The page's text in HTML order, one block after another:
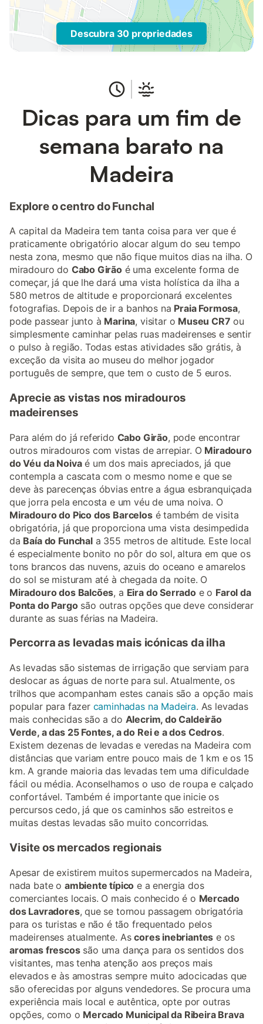
Descubra 30 propriedades
Dicas para um fim de
semana barato na
Madeira
Explore o centro do Funchal
A capital da Madeira tem tanta coisa para ver que é
praticamente obrigatório alocar algum do seu tempo
nesta zona, mesmo que não fique muitos dias na ilha. O
miradouro do Cabo Girãoé uma excelente forma de
começar, já que lhe dará uma vista holística da ilha a
580 metros de altitude e proporcionará excelentes
fotografias. Depois de ir a banhos na Praia Formosa,
pode passear junto à Marina, visitar o Museu CR7 ou
simplesmente caminhar pelas ruas madeirenses e sentir
o pulso à região. Todas estas atividades são grátis, à
exceção da visita ao museu do melhor jogador
português de sempre, que tem o custo de 5 euros.
Aprecie as vistas nos miradouros
madeirenses
Para além do já referido Cabo Girão, pode encontrar
outros miradouros com vistas de arrepiar. O Miradouro
do Véu da Noivaé um dos mais apreciados, já que
contempla a cascata com o mesmo nome e que se
deve às parecenças óbvias entre a água esbranquiçada
que jorra pela encosta e um véu de uma noiva. O
Miradouro do Pico dos Barcelosé também de visita
obrigatória, já que proporciona uma vista desimpedida
da Baía do Funchala 355 metros de altitude. Este local
é especialmente bonito no pôr do sol, altura em que os
tons brancos das nuvens, azuis do oceano e amarelos
do sol se misturam até à chegada da noite. O
Miradouro dos Balcões, a Eira do Serradoe o Farol da
Ponta do Pargosão outras opções que deve considerar
durante as suas férias na Madeira.
Percorra as levadas mais icónicas da ilha
As levadas são sistemas de irrigação que serviam para
deslocar as águas de norte para sul. Atualmente, os
trilhos que acompanham estes canais são a opção mais
popular para fazer caminhadas na Madeira. As levadas
mais conhecidas são a do Alecrim, do Caldeirão
Verde, a das 25 Fontes, a do Rei e a dos Cedros.
Existem dezenas de levadas e veredas na Madeira com
distâncias que variam entre pouco mais de 1 km e os 15
km. A grande maioria das levadas tem uma dificuldade
fácil ou média. Aconselhamos o uso de roupa e calçado
confortável. Também é importante que inicie os
percursos cedo, já que os caminhos são estreitos e
muitas destas levadas são muito concorridas.
Visite os mercados regionais
Apesar de existirem muitos supermercados na Madeira,
nada bate o ambiente típico e a energia dos
comerciantes locais. O mais conhecido é o Mercado
dos Lavradores, que se tornou passagem obrigatória
para os turistas e não é tão frequentado pelos
madeirenses atualmente. Ascores inebriantes e os
aromas frescossão uma dança para os sentidos dos
visitantes, mas tenha atenção aos preços mais
elevados e às amostras sempre muito adocicadas que
são oferecidas por alguns vendedores. Se procura uma
experiência mais local e autêntica, opte por outras
opções, como o Mercado Municipal da Ribeira Brava